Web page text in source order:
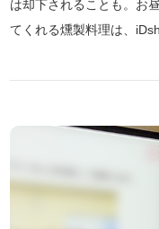
は却下されることも。お
てくれる燻製料理は、